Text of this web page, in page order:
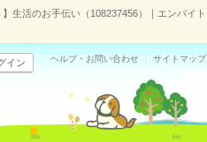
生活のお手伝い（108237456）｜エンバイト
イン ヘルプ・お問い合わせ サイトマップ